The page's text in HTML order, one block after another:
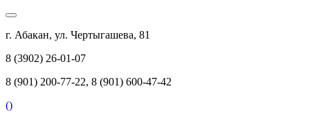
г. Абакан, ул. Чертыгашева, 81
8 (3902) 26-01-07
8 (901) 200-77-22, 8 (901) 600-47-42
()